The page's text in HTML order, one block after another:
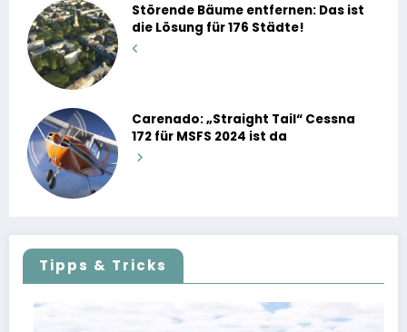
Störende Bäume entfernen: Das ist
die Lösung für 176 Städte!
Carenado: „Straight Tail“ Cessna
172 für MSFS 2024 ist da
Tipps & Tricks